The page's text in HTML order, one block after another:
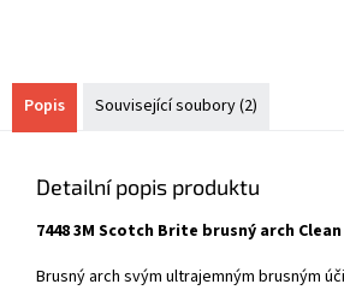
Popis Související soubory (2)
Detailní popis produktu
7448 3M Scotch Brite brusný arch Clean
Brusný arch svým ultrajemným brusným